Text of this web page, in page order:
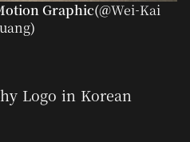
Graphic(@Wei-Kai
)